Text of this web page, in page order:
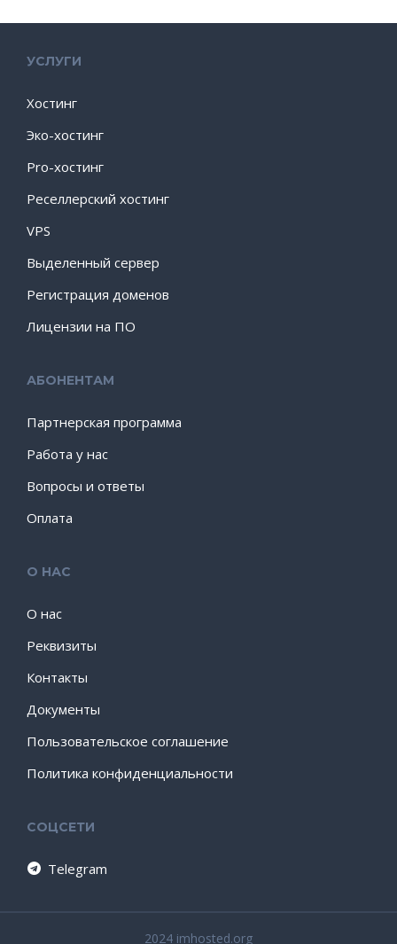
УСЛУГИ
Хостинг
Эко-хостинг
Pro-хостинг
Реселлерский хостинг
VPS
Выделенный сервер
Регистрация доменов
Лицензии на ПО
АБОНЕНТАМ
Партнерская программа
Работа у нас
Вопросы и ответы
Оплата
О НАС
О нас
Реквизиты
Контакты
Документы
Пользовательское соглашение
Политика конфиденциальности
СОЦСЕТИ
Telegram
2024 imhosted.org